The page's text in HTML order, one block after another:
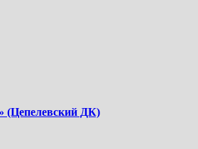
(Цепелевский ДК)